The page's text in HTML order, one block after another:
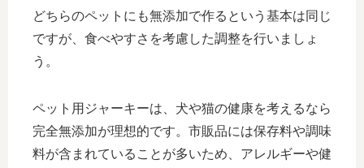
どちらのペットにも無添加で作るという基本は同じ
ですが、食べやすさを考慮した調整を行いましょ
う。
ペット用ジャーキーは、犬や猫の健康を考えるなら
完全無添加が理想的です。市販品には保存料や調味
料が含まれていることが多いため、アレルギーや健